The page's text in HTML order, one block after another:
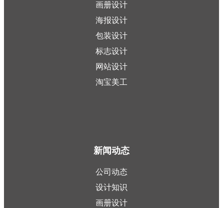
画册设计
海报设计
包装设计
标志设计
网站设计
淘宝美工
新闻动态
公司动态
设计知识
画册设计